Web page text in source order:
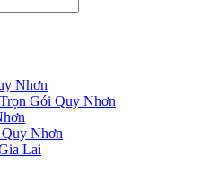
Nhơn
Gói Quy Nhơn
Nhơn
Lai